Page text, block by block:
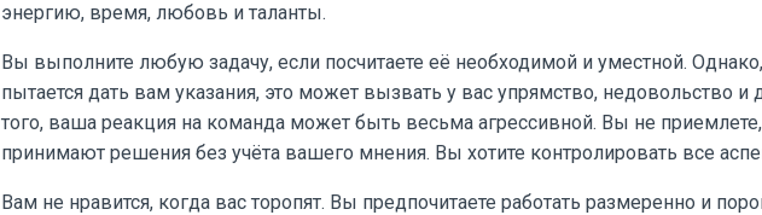
энергию, время, любовь и таланты.
Вы выполните любую задачу, если посчитаете её необходимой и уместной.
пытается дать вам указания, это может вызвать у вас упрямство, недовольство и
того, ваша реакция на команда может быть весьма агрессивной. Вы не приемлете,
принимают решения без учёта вашего мнения. Вы хотите контролировать все
Вам не нравится, когда вас торопят. Вы предпочитаете работать размеренно и